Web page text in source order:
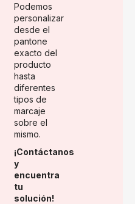
Podemos
personalizar
desde el
pantone
exacto del
producto
hasta
diferentes
tipos de
marcaje
sobre el
mismo.
¡Contáctanos
y
encuentra
tu
solución!